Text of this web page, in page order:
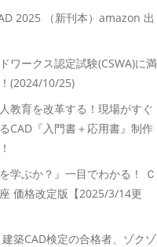
2025 （新刊本）amazon 出
ワークス認定試験(CSWA)に満
(2024/10/25)
教育を改革する！現場がすぐ
CAD『入門書＋応用書』制作
を学ぶか？』一目でわかる！ Ｃ
価格改定版【2025/3/14更
築CAD検定の合格者、ゾクゾ